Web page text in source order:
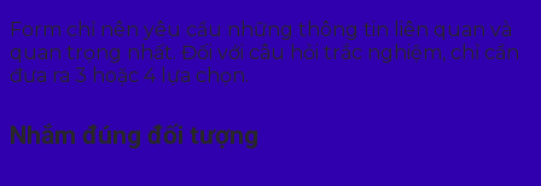
Form chỉ nên yêu cầu những thông tin liên quan và
quan trọng nhất. Đối với câu hỏi trắc nghiệm, chỉ cần
đưa ra 3 hoặc 4 lựa chọn.
Nhắm đúng đối tượng